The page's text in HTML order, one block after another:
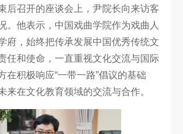
后召开的座谈会上，尹院长向来访客
。他表示，中国戏曲学院作为戏曲人
府，始终把传承发展中国优秀传统文
任和使命，一直重视文化交流与国际
在积极响应“一带一路”倡议的基础
来在文化教育领域的交流与合作。